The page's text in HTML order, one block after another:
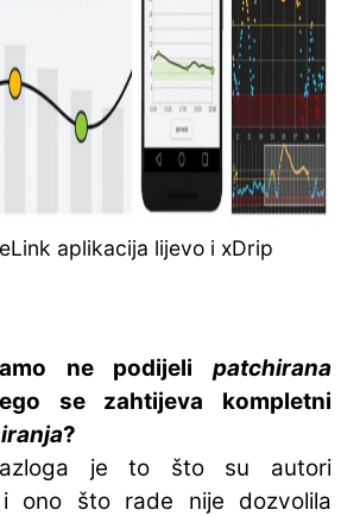
aplikacija lijevo i xDrip
ne podijeli patchirana
se zahtijeva kompletni
?
je to što su autori
i ono što rade nije dozvolila